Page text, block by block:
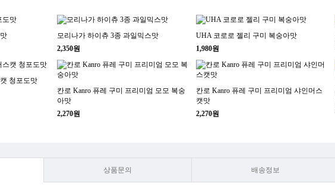
모리나가 하이츄 3종 과일믹스맛
2,350원
UHA 코로로 젤리 구미 복숭아맛
1,980원
청포도맛
칸로 Kanro 퓨레 구미 프리미엄 모모 복숭
아맛
2,270원
칸로 Kanro 퓨레 구미 프리미엄 샤인머스
캣맛
2,270원
상품문의 배송정보